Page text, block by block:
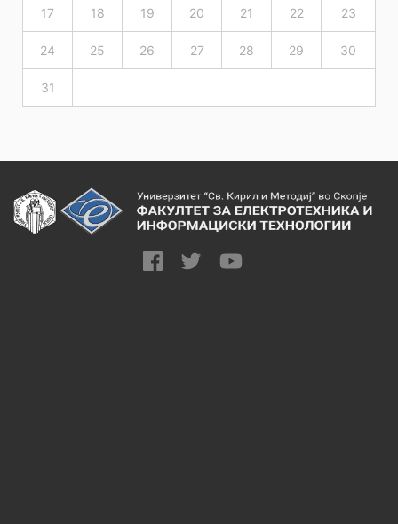
17 18 19 20 21 22 23
24 25 26 27 28 29 30
31